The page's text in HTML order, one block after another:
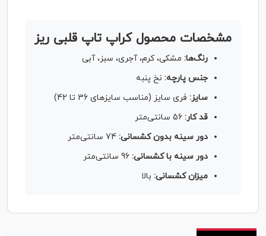
مشخصات محصول کراپ تاپ قلبی ریز
رنگ‌ها: مشکی، کرم، آجری، سبز، آبی
جنس پارچه: نخ پنبه
سایز: فری سایز (مناسب سایزهای 36 تا 42)
قد کار:
دور سینه بدون کشسانی:
دور سینه با کشسانی:
میزان کشسانی: بالا